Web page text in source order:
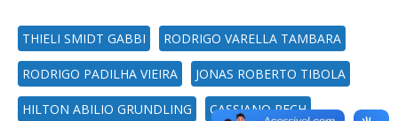
THIELI SMIDT GABBI RODRIGO VARELLA TAMBARA
RODRIGO PADILHA VIEIRA JONAS ROBERTO TIBOLA
HILTON ABILIO GRUNDLING CASSIANO RECH